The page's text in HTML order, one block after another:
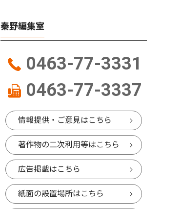
秦野編集室
0463-77-3331
0463-77-3337
情報提供・ご意見はこちら
著作物の二次利用等はこちら
広告掲載はこちら
紙面の設置場所はこちら